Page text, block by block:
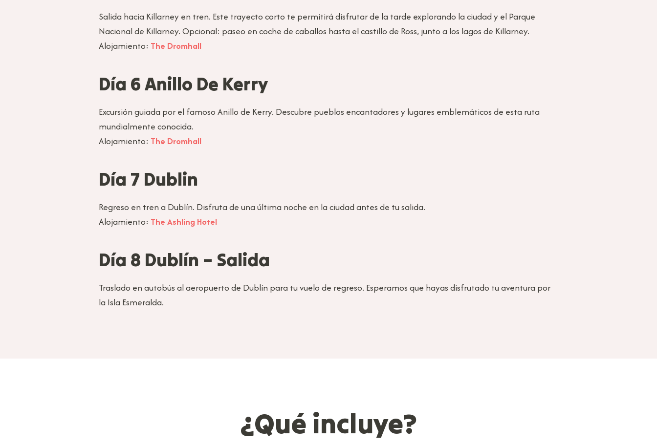
Salida hacia Killarney en tren. Este trayecto corto te permitirá disfrutar de la tarde explorando la ciudad y el Parque
Nacional de Killarney. Opcional: paseo en coche de caballos hasta el castillo de Ross, junto a los lagos de Killarney.
Alojamiento: The Dromhall
Día 6 Anillo De Kerry
Excursión guiada por el famoso Anillo de Kerry. Descubre pueblos encantadores y lugares emblemáticos de esta ruta
mundialmente conocida.
Alojamiento: The Dromhall
Día 7 Dublin
Regreso en tren a Dublín. Disfruta de una última noche en la ciudad antes de tu salida.
Alojamiento: The Ashling Hotel
Día 8 Dublín – Salida
Traslado en autobús al aeropuerto de Dublín para tu vuelo de regreso. Esperamos que hayas disfrutado tu aventura por
la Isla Esmeralda.
¿Qué incluye?